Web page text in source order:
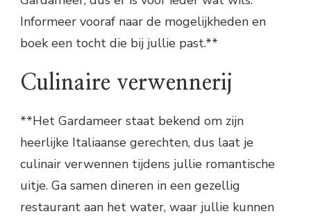
Informeer vooraf naar de mogelijkheden en
boek een tocht die bij jullie past.**
Culinaire verwennerij
**Het Gardameer staat bekend om zijn
heerlijke Italiaanse gerechten, dus laat je
culinair verwennen tijdens jullie romantische
uitje. Ga samen dineren in een gezellig
restaurant aan het water, waar jullie kunnen